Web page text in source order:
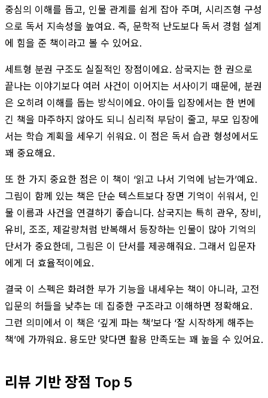
중심의 이해를 돕고, 인물 관계를 쉽게 잡아 주며, 시리즈형 구성
으로 독서 지속성을 높여요. 즉, 문학적 난도보다 독서 경험 설계
에 힘을 준 책이라고 볼 수 있어요.
세트형 분권 구조도 실질적인 장점이에요. 삼국지는 한 권으로
끝나는 이야기보다 여러 사건이 이어지는 서사이기 때문에, 분권
은 오히려 이해를 돕는 방식이에요. 아이들 입장에서는 한 번에
긴 책을 마주하지 않아도 되니 심리적 부담이 줄고, 부모 입장에
서는 학습 계획을 세우기 쉬워요. 이 점은 독서 습관 형성에서도
꽤 중요해요.
또 한 가지 중요한 점은 이 책이 ‘읽고 나서 기억에 남는가’예요.
그림이 함께 있는 책은 단순 텍스트보다 장면 기억이 쉬워서, 인
물 이름과 사건을 연결하기 좋습니다. 삼국지는 특히 관우, 장비,
유비, 조조, 제갈량처럼 반복해서 등장하는 인물이 많아 기억의
단서가 중요한데, 그림은 이 단서를 제공해줘요. 그래서 입문자
에게 더 효율적이에요.
결국 이 스펙은 화려한 부가 기능을 내세우는 책이 아니라, 고전
입문의 허들을 낮추는 데 집중한 구조라고 이해하면 정확해요.
그런 의미에서 이 책은 ‘깊게 파는 책’보다 ‘잘 시작하게 해주는
책’에 가까워요. 용도만 맞다면 활용 만족도는 꽤 높을 수 있어요.
리뷰 기반 장점 Top 5